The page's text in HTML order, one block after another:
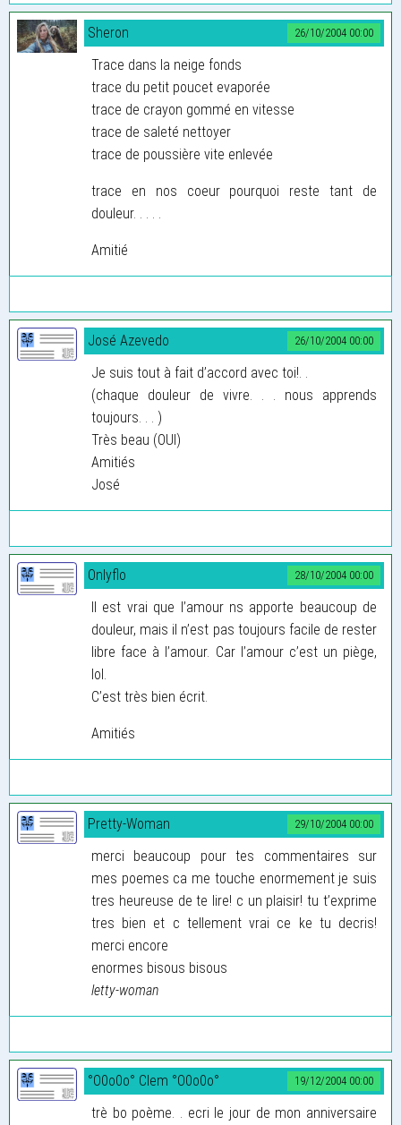
26/10/2004 00:00
Sheron
Trace dans la neige fonds
trace du petit poucet evaporée
trace de crayon gommé en vitesse
trace de saleté nettoyer
trace de poussière vite enlevée
trace en nos coeur pourquoi reste tant de
douleur. . . . .
Amitié
26/10/2004 00:00
José Azevedo
Je suis tout à fait d’accord avec toi!. .
(chaque douleur de vivre. . . nous apprends
toujours. . . )
Très beau (OUI)
Amitiés
José
28/10/2004 00:00
Onlyflo
Il est vrai que l’amour ns apporte beaucoup de
douleur, mais il n’est pas toujours facile de rester
libre face à l’amour. Car l’amour c’est un piège,
lol.
C’est très bien écrit.
Amitiés
29/10/2004 00:00
Pretty-Woman
merci beaucoup pour tes commentaires sur
mes poemes ca me touche enormement je suis
tres heureuse de te lire! c un plaisir! tu t’exprime
tres bien et c tellement vrai ce ke tu decris!
merci encore
enormes bisous bisous
letty-woman
19/12/2004 00:00
°O0o0o° Clem °O0o0o°
trè bo poème. . ecri le jour de mon anniversaire